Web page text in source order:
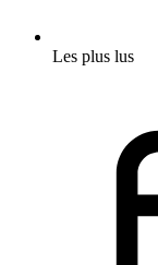
Les plus lus